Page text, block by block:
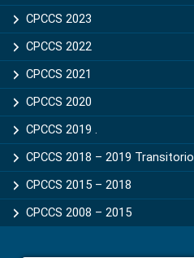
CPCCS 2023
CPCCS 2022
CPCCS 2021
CPCCS 2020
CPCCS 2019 .
CPCCS 2018 – 2019 Transitorio
CPCCS 2015 – 2018
CPCCS 2008 – 2015